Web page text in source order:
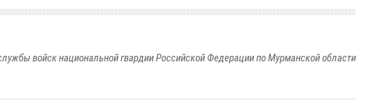
войск национальной гвардии Российской Федерации по Мурманской области